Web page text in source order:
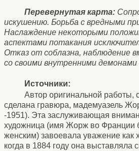
Перевернутая карта:
искушению. Борьба с вредными
Наслаждение некоторыми
аспектами потакания
Отказ от соблазна, наблюдение
со своими внутренними
Источники:
Автор оригинальной работы,
сделана гравюра, мадемуазель
-1951). Эта заслуживающая
художница (имя Жорж во Франции
женским) завоевала уважение как
когда в 1884 году она выставляла